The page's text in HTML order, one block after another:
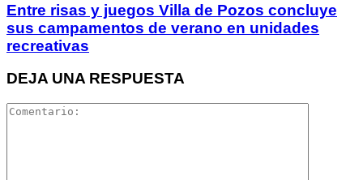
Entre risas y juegos Villa de Pozos concluye
sus campamentos de verano en unidades
recreativas
DEJA UNA RESPUESTA